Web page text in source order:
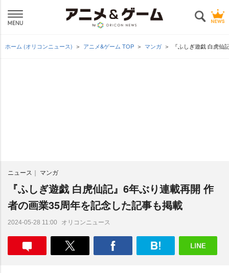
ホーム (オリコンニュース) アニメ&ゲーム TOP マンガ 『ふしぎ遊戯 白虎
ニュース マンガ
『ふしぎ遊戯 白虎仙記』6年ぶり連載再開 作
者の画業35周年を記念した記事も掲載
2024-05-28 11:00 オリコンニュース